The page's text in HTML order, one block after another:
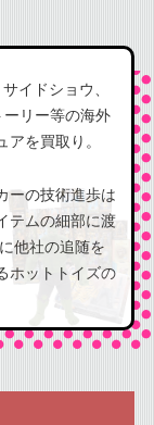
イドショウ、
ーリー等の海外
を買取り。
ーの技術進歩は
テムの細部に渡
他社の追随を
ホットトイズの